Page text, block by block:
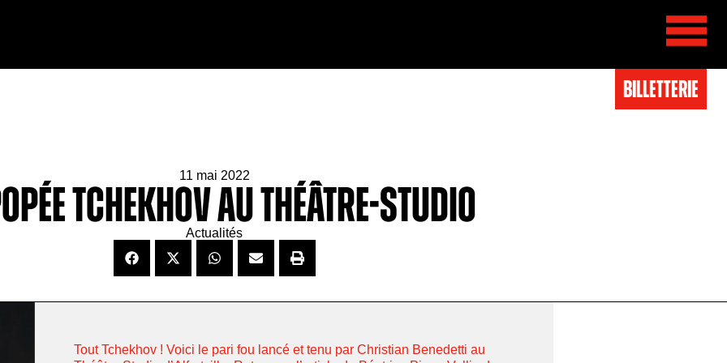
BIlletterie
11 mai 2022
TCHEKHOV au Théâtre-Studio
Actualités
Tout Tchekhov ! Voici le pari fou lancé et tenu par Christian Benedetti au